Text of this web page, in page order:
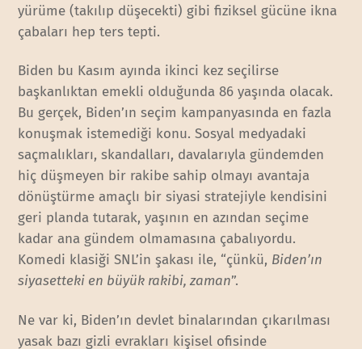
yürüme (takılıp düşecekti) gibi fiziksel gücüne ikna
çabaları hep ters tepti.
Biden bu Kasım ayında ikinci kez seçilirse
başkanlıktan emekli olduğunda 86 yaşında olacak.
Bu gerçek, Biden’ın seçim kampanyasında en fazla
konuşmak istemediği konu. Sosyal medyadaki
saçmalıkları, skandalları, davalarıyla gündemden
hiç düşmeyen bir rakibe sahip olmayı avantaja
dönüştürme amaçlı bir siyasi stratejiyle kendisini
geri planda tutarak, yaşının en azından seçime
kadar ana gündem olmamasına çabalıyordu.
Komedi klasiği SNL’in şakası ile, “çünkü, Biden’ın
siyasetteki en büyük rakibi, zaman”.
Ne var ki, Biden’ın devlet binalarından çıkarılması
yasak bazı gizli evrakları kişisel ofisinde